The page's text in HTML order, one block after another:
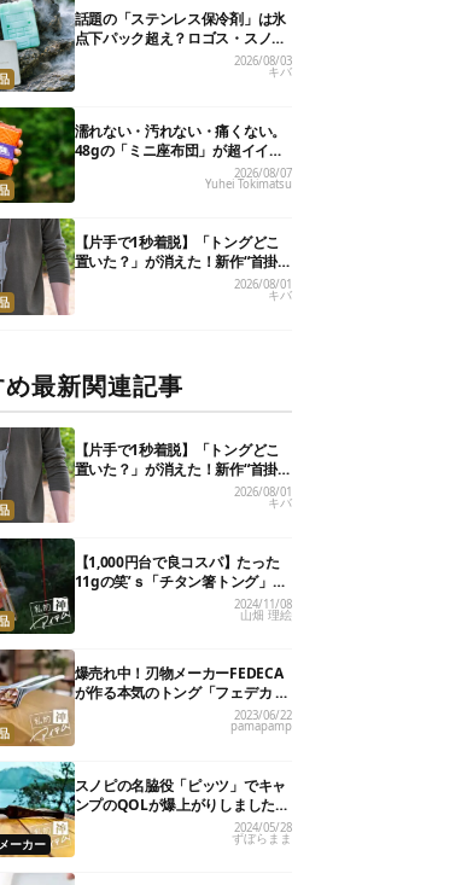
話題の「ステンレス保冷剤」は氷
点下パック超え？ロゴス・スノー
ピーク・爆売れノーブランド品を
比べてみた
2026/08/03
キバ
濡れない・汚れない・痛くない。
48gの「ミニ座布団」が超イイ具
合
2026/08/07
Yuhei Tokimatsu
【片手で1秒着脱】「トングどこ
置いた？」が消えた！新作“首掛
けトング”、男心くすぐるギミッ
2026/08/01
キバ
最新関連記事
【片手で1秒着脱】「トングどこ
置いた？」が消えた！新作“首掛
けトング”、男心くすぐるギミッ
2026/08/01
キバ
【1,000円台で良コスパ】たった
11gの笑’ｓ「チタン箸トング」
が、キャンプ飯のストレスを解消
2024/11/08
山畑 理絵
爆売れ中！刃物メーカーFEDECA
が作る本気のトング「フェデカ ク
レバートング」【私的神アイテ
2023/06/22
pamapamp
ーカー
スノピの名脇役「ピッツ」でキャ
ンプのQOLが爆上がりしました
【私的神アイテム】
2024/05/28
ずぼらまま